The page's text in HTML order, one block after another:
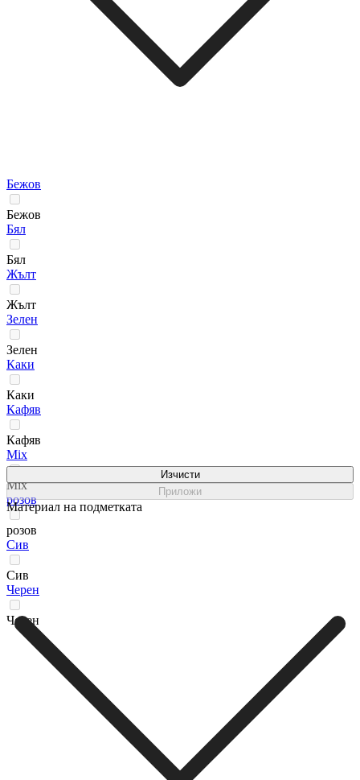
Бежов
Бежов
Бял
Бял
Жълт
Жълт
Зелен
Зелен
Каки
Каки
Кафяв
Кафяв
Мix
Мix
розов
розов
Сив
Сив
Черен
Черен
Изчисти
Приложи
Материал на подметката